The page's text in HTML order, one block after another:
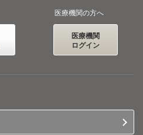
医療機関の方へ
医療機関
ログイン